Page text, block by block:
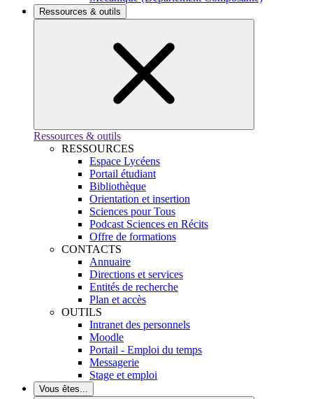
Ressources & outils
Ressources & outils
RESSOURCES
Espace Lycéens
Portail étudiant
Bibliothèque
Orientation et insertion
Sciences pour Tous
Podcast Sciences en Récits
Offre de formations
CONTACTS
Annuaire
Directions et services
Entités de recherche
Plan et accès
OUTILS
Intranet des personnels
Moodle
Portail - Emploi du temps
Messagerie
Stage et emploi
Vous êtes...